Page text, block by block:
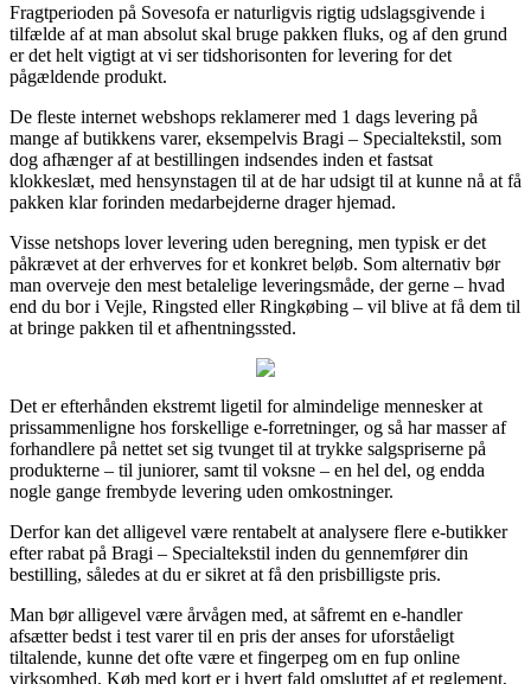
Fragtperioden på Sovesofa er naturligvis rigtig udslagsgivende i
tilfælde af at man absolut skal bruge pakken fluks, og af den grund
er det helt vigtigt at vi ser tidshorisonten for levering for det
pågældende produkt.
De fleste internet webshops reklamerer med 1 dags levering på
mange af butikkens varer, eksempelvis Bragi – Specialtekstil, som
dog afhænger af at bestillingen indsendes inden et fastsat
klokkeslæt, med hensynstagen til at de har udsigt til at kunne nå at få
pakken klar forinden medarbejderne drager hjemad.
Visse netshops lover levering uden beregning, men typisk er det
påkrævet at der erhverves for et konkret beløb. Som alternativ bør
man overveje den mest betalelige leveringsmåde, der gerne – hvad
end du bor i Vejle, Ringsted eller Ringkøbing – vil blive at få dem til
at bringe pakken til et afhentningssted.
Det er efterhånden ekstremt ligetil for almindelige mennesker at
prissammenligne hos forskellige e-forretninger, og så har masser af
forhandlere på nettet set sig tvunget til at trykke salgspriserne på
produkterne – til juniorer, samt til voksne – en hel del, og endda
nogle gange frembyde levering uden omkostninger.
Derfor kan det alligevel være rentabelt at analysere flere e-butikker
efter rabat på Bragi – Specialtekstil inden du gennemfører din
bestilling, således at du er sikret at få den prisbilligste pris.
Man bør alligevel være årvågen med, at såfremt en e-handler
afsætter bedst i test varer til en pris der anses for uforståeligt
tiltalende, kunne det ofte være et fingerpeg om en fup online
virksomhed. Køb med kort er i hvert fald omsluttet af et reglement,